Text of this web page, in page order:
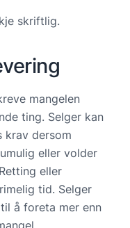
skriftlig.
mangelen
ting. Selger kan
krav dersom
eller volder
eller
tid. Selger
å foreta mer enn